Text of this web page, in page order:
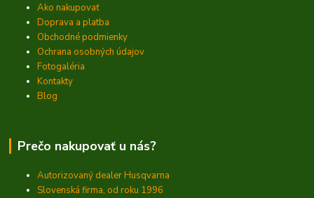
Ako nakupovať
Doprava a platba
Obchodné podmienky
Ochrana osobných údajov
Fotogaléria
Kontakty
Blog
Prečo nakupovať u nás?
Autorizovaný dealer Husqvarna
Slovenská firma, od roku 1996